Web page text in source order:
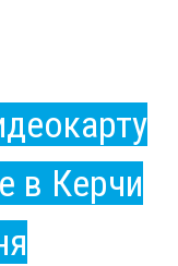
в Керчи